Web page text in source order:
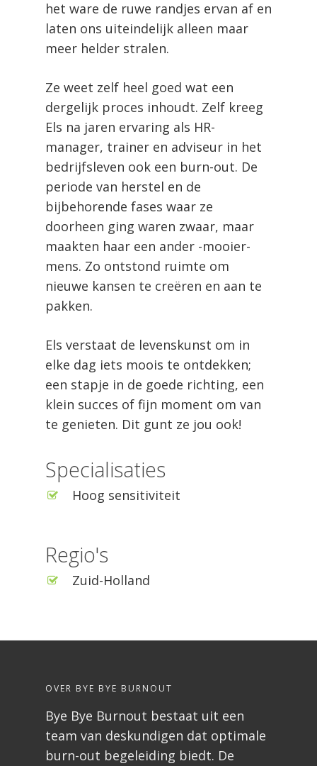
het ware de ruwe randjes ervan af en
laten ons uiteindelijk alleen maar
meer helder stralen.
Ze weet zelf heel goed wat een
dergelijk proces inhoudt. Zelf kreeg
Els na jaren ervaring als HR-
manager, trainer en adviseur in het
bedrijfsleven ook een burn-out. De
periode van herstel en de
bijbehorende fases waar ze
doorheen ging waren zwaar, maar
maakten haar een ander -mooier-
mens. Zo ontstond ruimte om
nieuwe kansen te creëren en aan te
pakken.
Els verstaat de levenskunst om in
elke dag iets moois te ontdekken;
een stapje in de goede richting, een
klein succes of fijn moment om van
te genieten. Dit gunt ze jou ook!
Specialisaties
Hoog sensitiviteit
Regio's
Zuid-Holland
OVER BYE BYE BURNOUT
Bye Bye Burnout bestaat uit een
team van deskundigen dat optimale
burn-out begeleiding biedt. De